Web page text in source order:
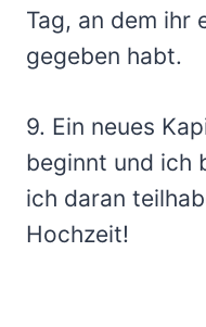
Tag, an dem ihr
gegeben habt.
9. Ein neues
beginnt und ich
ich daran
Hochzeit!